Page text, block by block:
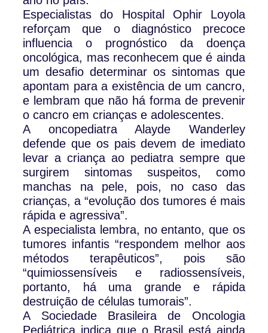
Especialistas do Hospital Ophir Loyola
reforçam que o diagnóstico precoce
influencia o prognóstico da doença
oncológica, mas reconhecem que é ainda
um desafio determinar os sintomas que
apontam para a existência de um cancro,
e lembram que não há forma de prevenir
o cancro em crianças e adolescentes.
A oncopediatra Alayde Wanderley
defende que os pais devem de imediato
levar a criança ao pediatra sempre que
surgirem sintomas suspeitos, como
manchas na pele, pois, no caso das
crianças, a “evolução dos tumores é mais
rápida e agressiva”.
A especialista lembra, no entanto, que os
tumores infantis “respondem melhor aos
métodos terapêuticos”, pois são
“quimiossensíveis e radiossensíveis,
portanto, há uma grande e rápida
destruição de células tumorais”.
A Sociedade Brasileira de Oncologia
Pediátrica indica que o Brasil está ainda